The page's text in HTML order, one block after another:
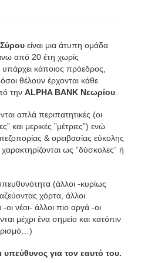
είναι μια άτυπη ομάδα
από 20 έτη χωρίς
υπάρχει κάποιος πρόεδρος,
θέλουν έρχονται κάθε
την ALPHA BANK Νεωρίου.
απλά περιπατητικές (οι
και μερικές ”μέτριες”) ενώ
& ορειβασίας εύκολης
ως ”δύσκολες” ή
(άλλοι -κυρίως
χόρτα, άλλοι
νέοι- άλλοι πιο αργά -οι
μέχρι ένα σημείο και κατόπιν
υπεύθυνος για τον εαυτό του.